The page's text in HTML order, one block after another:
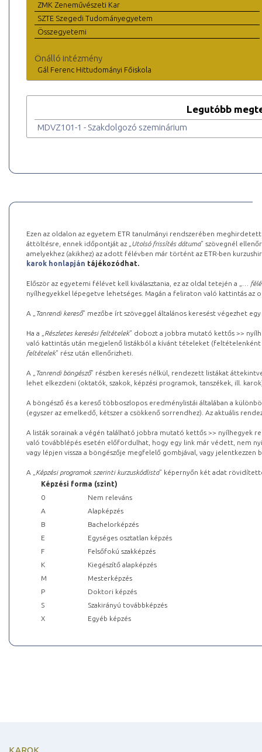
ZMK Zeneművészeti Kar
SZTE Szegedi Tudományegyetem
Összegyetemi
Önálló intézmény
Gál Ferenc Hittudományi Főiskola
Legutóbb
MDVZ101-1 - Szakdolgozó szeminárium
Ezen az oldalon az egyetem ETR tanulmányi rendszerében
áttöltésre, ennek időpontját az „ Utolsó frissítés dátuma” szövegnél
amelyekhez (akikhez) az adott félévben már történt az ETR-ben
karok honlapján tájékozódhat.
Először az egyetemi félévet kell kiválasztania, ez az oldal tetején a „
…
nyílhegyekkel lépegetve lehetséges. Magán a feliraton való kattintás az
A „ Tanrendi kereső” mezőbe írt szöveggel általános keresést végezhet
Ha a „ Részletes keresési feltételek” dobozt a jobbra mutató kettős >>
való kattintás után megjelenő listákból a kívánt tételeket (feltételenként
feltételek” rész után ellenőrizheti.
A „ Tanrendi böngésző” részben keresés nélkül, rendezett listákat
lehet elkezdeni (oktatók, szakok, képzési programok, tanszékek, ill.
A böngésző és a kereső többoszlopos eredménylistái általában a
(egyszer az emelkedő, kétszer a csökkenő sorrendhez). Az aktuális
A listák sorainak a végén található jobbra mutató kettős >> nyílhegyek
való továbblépés esetén előfordulhat, hogy egy link már védett, nem
vagy lépjen vissza a böngészője megfelelő gombjával, vagy
A „ Képzési programok szerinti kurzuskódlista” képernyőn két adat
Képzési forma (szint)
0
Nem releváns
A
Alapképzés
B
Bachelorképzés
E
Egységes osztatlan képzés
F
Felsőfokú szakképzés
K
Kiegészítő alapképzés
M
Mesterképzés
P
Doktori képzés
S
Szakirányú továbbképzés
X
Egyéb képzés